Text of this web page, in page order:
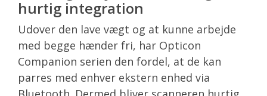
hurtig integration
Udover den lave vægt og at kunne arbejde
med begge hænder fri, har Opticon
Companion serien den fordel, at de kan
parres med enhver ekstern enhed via